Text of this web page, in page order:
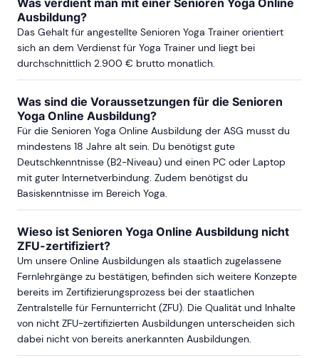
Ausbildung?
Das Gehalt für angestellte Senioren Yoga Trainer orientiert
sich an dem Verdienst für Yoga Trainer und liegt bei
durchschnittlich 2.900 € brutto monatlich.
Was sind die Voraussetzungen für die Senioren
Yoga Online Ausbildung?
Für die Senioren Yoga Online Ausbildung der ASG musst du
mindestens 18 Jahre alt sein. Du benötigst gute
Deutschkenntnisse (B2-Niveau) und einen PC oder Laptop
mit guter Internetverbindung. Zudem benötigst du
Basiskenntnisse im Bereich Yoga.
Wieso ist Senioren Yoga Online Ausbildung nicht
ZFU-zertifiziert?
Um unsere Online Ausbildungen als staatlich zugelassene
Fernlehrgänge zu bestätigen, befinden sich weitere Konzepte
bereits im Zertifizierungsprozess bei der staatlichen
Zentralstelle für Fernunterricht (ZFU). Die Qualität und Inhalte
von nicht ZFU-zertifizierten Ausbildungen unterscheiden sich
dabei nicht von bereits anerkannten Ausbildungen.